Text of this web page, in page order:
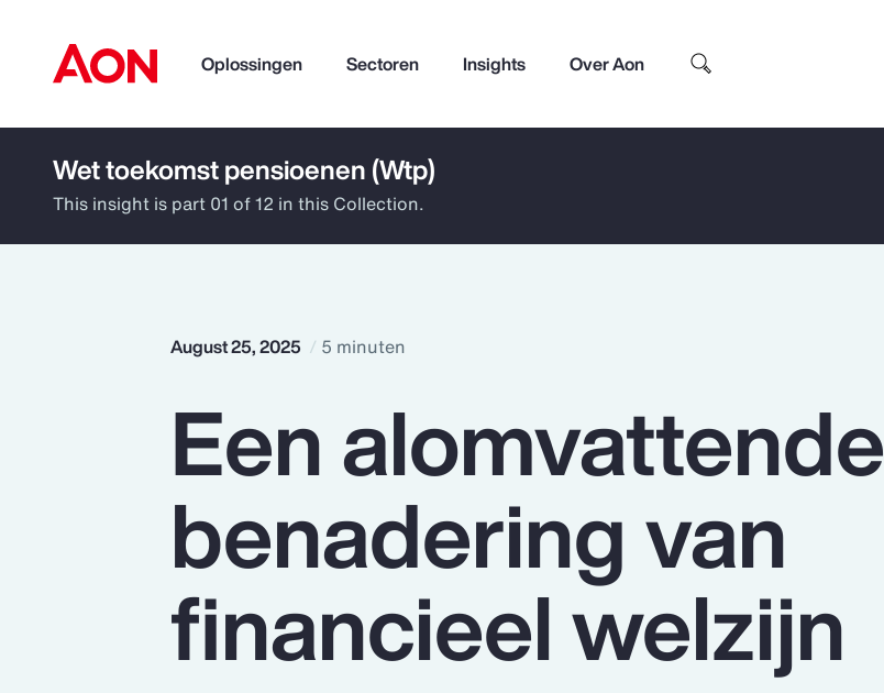
Oplossingen Sectoren Insights Over Aon
How can we help you?
Popular Searches
Pay Transparency
Parametrics
Top Insights
Wet toekomst pensioenen (Wtp)
This insight is part 01 of 12 in this Collection.
August 25, 2025 5 minuten
Een alomvattende
benadering van
financieel welzijn